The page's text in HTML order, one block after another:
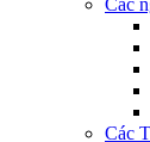
Các
Các